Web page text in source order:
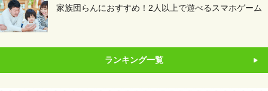
家族団らんにおすすめ！2人以上で遊べるスマホゲーム
ランキング一覧